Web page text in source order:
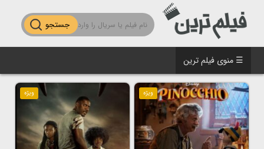
جستجو
☰ منوی فیلم ترین
ویژه ویژه